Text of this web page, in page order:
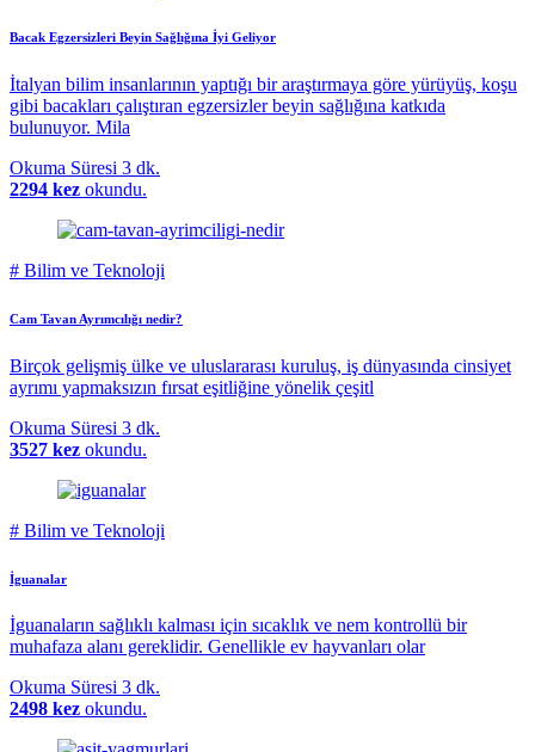
Bacak Egzersizleri Beyin Sağlığına İyi Geliyor
İtalyan bilim insanlarının yaptığı bir araştırmaya göre yürüyüş, koşu
gibi bacakları çalıştıran egzersizler beyin sağlığına katkıda
bulunuyor. Mila
Okuma Süresi 3 dk.
2294 kez okundu.
# Bilim ve Teknoloji
Cam Tavan Ayrımcılığı nedir?
Birçok gelişmiş ülke ve uluslararası kuruluş, iş dünyasında cinsiyet
ayrımı yapmaksızın fırsat eşitliğine yönelik çeşitl
Okuma Süresi 3 dk.
3527 kez okundu.
# Bilim ve Teknoloji
İguanalar
İguanaların sağlıklı kalması için sıcaklık ve nem kontrollü bir
muhafaza alanı gereklidir. Genellikle ev hayvanları olar
Okuma Süresi 3 dk.
2498 kez okundu.